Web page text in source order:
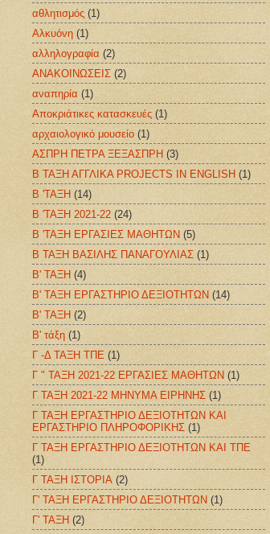
αθλητισμός (1)
Αλκυόνη (1)
αλληλογραφία (2)
ΑΝΑΚΟΙΝΩΣΕΙΣ (2)
αναπηρία (1)
Αποκριάτικες κατασκευές (1)
αρχαιολογικό μουσείο (1)
ΑΣΠΡΗ ΠΕΤΡΑ ΞΕΞΑΣΠΡΗ (3)
Β ΤΑΞΗ ΑΓΓΛΙΚΑ PROJECTS IN ENGLISH (1)
Β 'ΤΑΞΗ (14)
Β 'ΤΑΞΗ 2021-22 (24)
Β 'ΤΑΞΗ ΕΡΓΑΣΙΕΣ ΜΑΘΗΤΩΝ (5)
Β ΤΑΞΗ ΒΑΣΙΛΗΣ ΠΑΝΑΓΟΥΛΙΑΣ (1)
Β' ΤΑΞΗ (4)
Β' ΤΑΞΗ ΕΡΓΑΣΤΗΡΙΟ ΔΕΞΙΟΤΗΤΩΝ (14)
Β' ΤΑΞΗ (2)
Β' τάξη (1)
Γ -Δ ΤΑΞΗ ΤΠΕ (1)
Γ " ΤΑΞΗ 2021-22 ΕΡΓΑΣΙΕΣ ΜΑΘΗΤΩΝ (1)
Γ ΤΑΞΗ 2021-22 ΜΗΝΥΜΑ ΕΙΡΗΝΗΣ (1)
Γ ΤΑΞΗ ΕΡΓΑΣΤΗΡΙΟ ΔΕΞΙΟΤΗΤΩΝ ΚΑΙ
ΕΡΓΑΣΤΗΡΙΟ ΠΛΗΡΟΦΟΡΙΚΗΣ (1)
Γ ΤΑΞΗ ΕΡΓΑΣΤΗΡΙΟ ΔΕΞΙΟΤΗΤΩΝ ΚΑΙ ΤΠΕ
(1)
Γ ΤΑΞΗ ΙΣΤΟΡΙΑ (2)
Γ' ΤΑΞΗ ΕΡΓΑΣΤΗΡΙΟ ΔΕΞΙΟΤΗΤΩΝ (1)
Γ' ΤΑΞΗ (2)